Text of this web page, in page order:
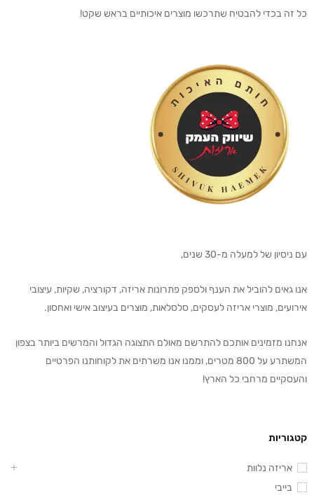
כל זה בכדי להבטיח שתרכשו מוצרים איכותיים בראש שקט!
עם ניסיון של למעלה מ-30 שנים,
אנו גאים להוביל את הענף ולספק פתרונות אריזה, דקורציה, שקיות, עיצובי
אירועים, מוצרי אריזה לעסקים, סלסלאות, מוצרים בעיצוב אישי ואחסון.
אנחנו מזמינים אותכם להתרשם מאולם התצוגה הגדול והמרשים ביותר בצפון
המשתרע על 800 מטרים, וממנו אנו משרתים את לקוחותנו הפרטיים
והעסקיים מרחבי כל הארץ!
קטגוריות
אריזה נלוות
בייבי